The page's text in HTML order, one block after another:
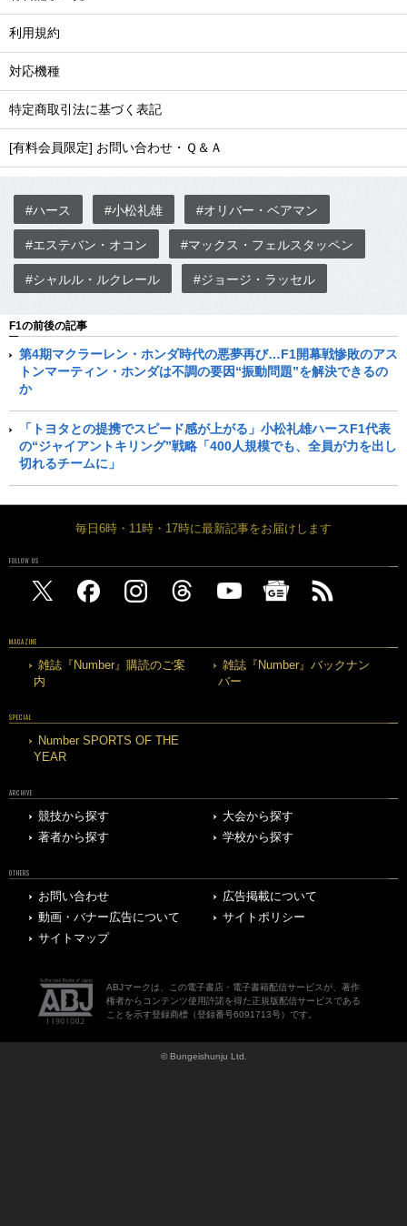
利用規約
対応機種
特定商取引法に基づく表記
[有料会員限定] お問い合わせ・Ｑ＆Ａ
#ハース #小松礼雄 #オリバー・ベアマン
#エステバン・オコン #マックス・フェルスタッペン
#シャルル・ルクレール #ジョージ・ラッセル
F1の前後の記事
第4期マクラーレン・ホンダ時代の悪夢再び…F1開幕戦惨敗のアス
トンマーティン・ホンダは不調の要因“振動問題”を解決できるの
か
「トヨタとの提携でスピード感が上がる」小松礼雄ハースF1代表
の“ジャイアントキリング”戦略「400人規模でも、全員が力を出し
切れるチームに」
毎日6時・11時・17時に最新記事をお届けします
FOLLOW US
MAGAZINE
雑誌『Number』購読のご案
内
雑誌『Number』バックナン
バー
SPECIAL
Number SPORTS OF THE
YEAR
ARCHIVE
競技から探す
大会から探す
著者から探す
学校から探す
OTHERS
お問い合わせ
広告掲載について
動画・バナー広告について
サイトポリシー
サイトマップ
ABJマークは、この電子書店・電子書籍配信サービスが、著作
権者からコンテンツ使用許諾を得た正規版配信サービスである
ことを示す登録商標（登録番号6091713号）です。
© Bungeishunju Ltd.